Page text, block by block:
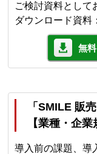
ご検討資料として
ダウンロード資料
無
「SMILE 販
【業種・企業
導入前の課題、導